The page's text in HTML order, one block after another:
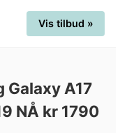
Vis tilbud »
Galaxy A17
NÅ kr 1790